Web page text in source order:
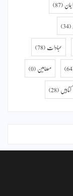
ایمان (87)
(34)
عبادات (78)
مضامین (0)
کتابیں (28)